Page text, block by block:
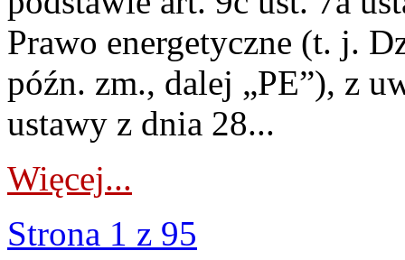
Prawo energetyczne (t. j.
późn. zm., dalej „PE”), z
ustawy z dnia 28...
Więcej...
Strona 1 z 95